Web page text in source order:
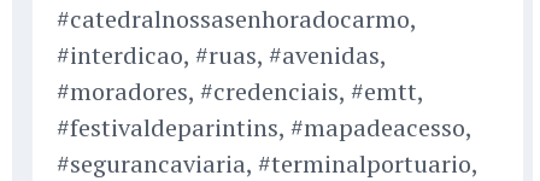
#catedralnossasenhoradocarmo,
#interdicao, #ruas, #avenidas,
#moradores, #credenciais, #emtt,
#festivaldeparintins, #mapadeacesso,
#segurancaviaria, #terminalportuario,